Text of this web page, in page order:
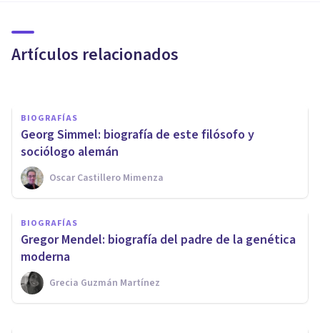
Artículos relacionados
biografía de este investigador
BIOGRAFÍAS
Georg Simmel: biografía de este filósofo y
sociólogo alemán
Oscar Castillero Mimenza
BIOGRAFÍAS
Gregor Mendel: biografía del padre de la genética
moderna
Grecia Guzmán Martínez
BIOGRAFÍAS
Hermann von Helmholtz:
biografía de este médico y
físico alemán
Nahum Montagud Rubio